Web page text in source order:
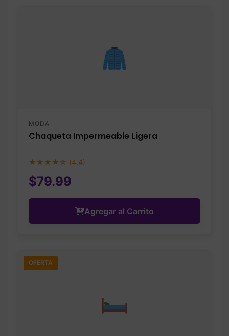
MODA
Chaqueta Impermeable Ligera
★★★★☆ (4.4)
$79.99
Agregar al Carrito
OFERTA